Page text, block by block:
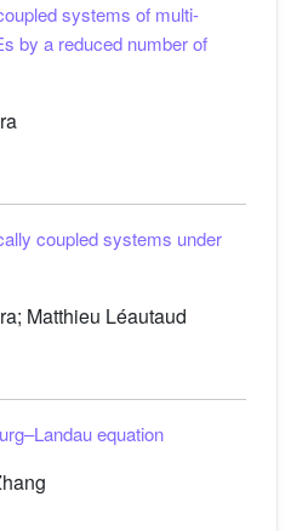
systems of multi-
by a reduced number of
coupled systems under
Matthieu Léautaud
equation